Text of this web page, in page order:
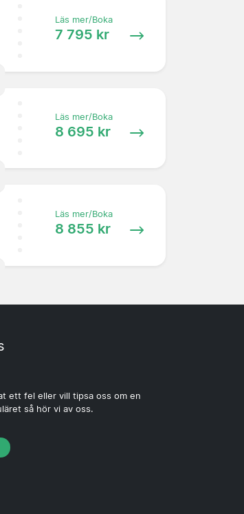
Läs mer/Boka
7 795 kr
Läs mer/Boka
8 695 kr
Läs mer/Boka
8 855 kr
ett fel eller vill tipsa oss om en
så hör vi av oss.